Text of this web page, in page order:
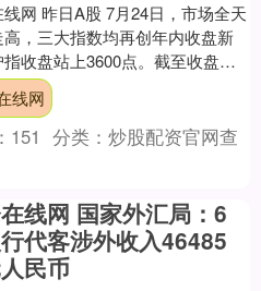
网 昨日A股 7月24日，市场全天
高，三大指数均再创年内收盘新
收盘站上3600点。截至收盘，
，深成指涨1.21%，创业板
线网
151 分类：炒股配资官网查
线网 国家外汇局：6
代客涉外收入46485
民币